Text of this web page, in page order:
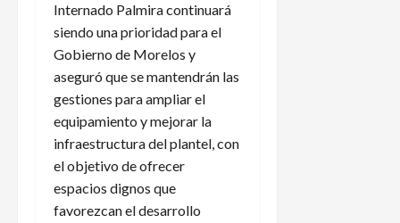
Internado Palmira continuará
siendo una prioridad para el
Gobierno de Morelos y
aseguró que se mantendrán las
gestiones para ampliar el
equipamiento y mejorar la
infraestructura del plantel, con
el objetivo de ofrecer
espacios dignos que
favorezcan el desarrollo